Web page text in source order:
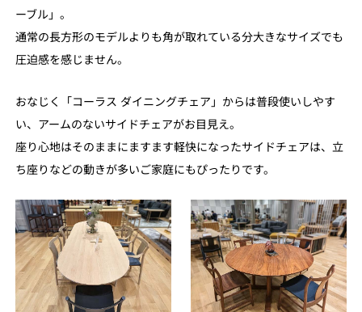
ーブル」。
通常の長方形のモデルよりも角が取れている分大きなサイズでも
圧迫感を感じません。
おなじく「コーラス ダイニングチェア」からは普段使いしやす
い、アームのないサイドチェアがお目見え。
座り心地はそのままにますます軽快になったサイドチェアは、立
ち座りなどの動きが多いご家庭にもぴったりです。